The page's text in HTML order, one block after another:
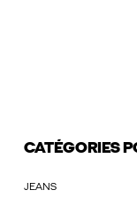
CATÉGORIES
JEANS